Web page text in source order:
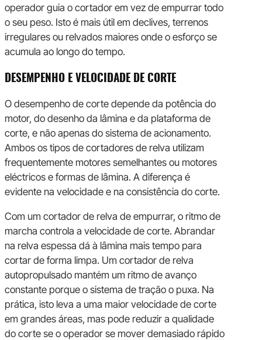
operador guia o cortador em vez de empurrar todo
o seu peso. Isto é mais útil em declives, terrenos
irregulares ou relvados maiores onde o esforço se
acumula ao longo do tempo.
DESEMPENHO E VELOCIDADE DE CORTE
O desempenho de corte depende da potência do
motor, do desenho da lâmina e da plataforma de
corte, e não apenas do sistema de acionamento.
Ambos os tipos de cortadores de relva utilizam
frequentemente motores semelhantes ou motores
eléctricos e formas de lâmina. A diferença é
evidente na velocidade e na consistência do corte.
Com um cortador de relva de empurrar, o ritmo de
marcha controla a velocidade de corte. Abrandar
na relva espessa dá à lâmina mais tempo para
cortar de forma limpa. Um cortador de relva
autopropulsado mantém um ritmo de avanço
constante porque o sistema de tração o puxa. Na
prática, isto leva a uma maior velocidade de corte
em grandes áreas, mas pode reduzir a qualidade
do corte se o operador se mover demasiado rápido